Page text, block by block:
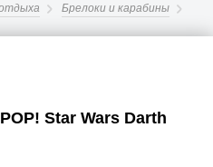
Брелоки и карабины
Star Wars Darth